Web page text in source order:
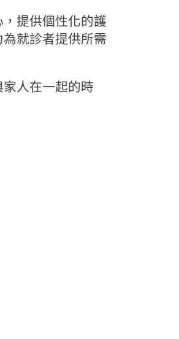
提供個性化的護
就診者提供所需
人在一起的時